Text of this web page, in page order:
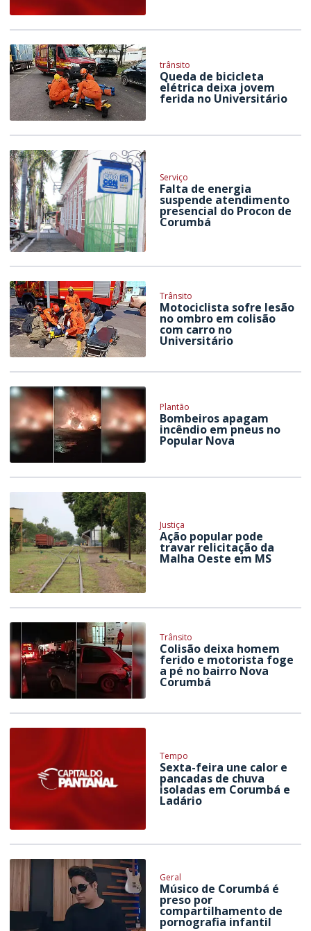
trânsito
Queda de bicicleta
elétrica deixa jovem
ferida no Universitário
Serviço
Falta de energia
suspende atendimento
presencial do Procon de
Corumbá
Trânsito
Motociclista sofre lesão
no ombro em colisão
com carro no
Universitário
Plantão
Bombeiros apagam
incêndio em pneus no
Popular Nova
Justiça
Ação popular pode
travar relicitação da
Malha Oeste em MS
Trânsito
Colisão deixa homem
ferido e motorista foge
a pé no bairro Nova
Corumbá
Tempo
Sexta-feira une calor e
pancadas de chuva
isoladas em Corumbá e
Ladário
Geral
Músico de Corumbá é
preso por
compartilhamento de
pornografia infantil